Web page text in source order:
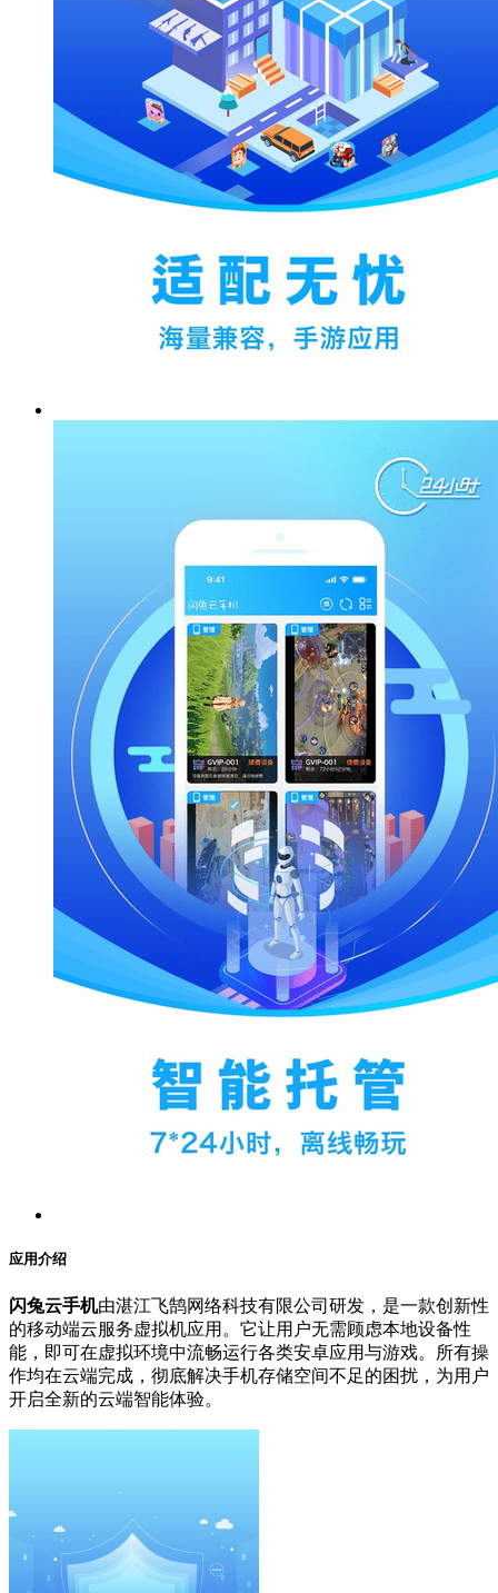
应用介绍
闪兔云手机由湛江飞鹄网络科技有限公司研发，是一款创新性
的移动端云服务虚拟机应用。它让用户无需顾虑本地设备性
能，即可在虚拟环境中流畅运行各类安卓应用与游戏。所有操
作均在云端完成，彻底解决手机存储空间不足的困扰，为用户
开启全新的云端智能体验。